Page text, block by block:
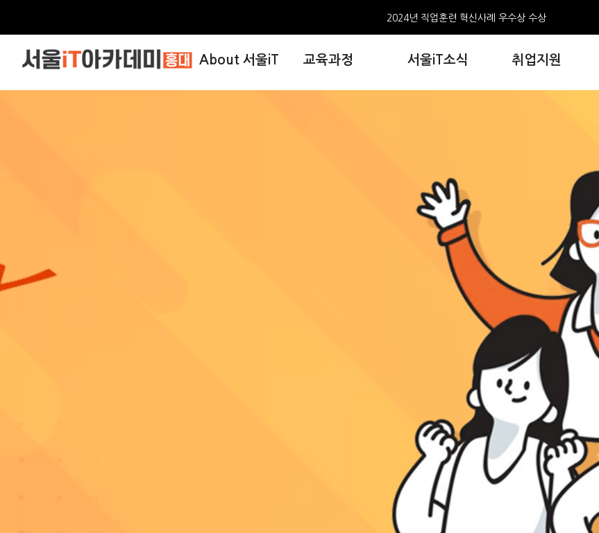
About 서울iT 교육과정 서울iT소식 취업지원
2024년 직업훈련 혁신사례 우수상 수상
AI와 만난 웹툰, 서울iT아카데미, 포트폴리오 전시회 개최